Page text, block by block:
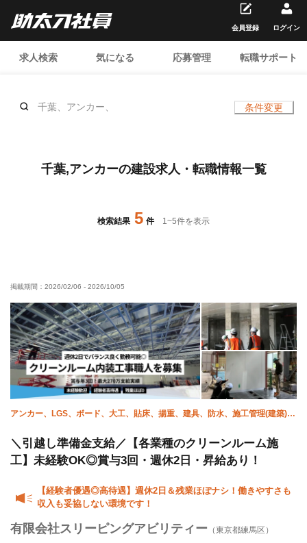
求人検索 気になる 応募管理 転職サポート
会員登録 ログイン
千葉、アンカー、 条件変更
千葉,アンカーの建設求人・転職情報一覧
検索結果 5 件 1~5件を表示
掲載期間： 2026/02/06 - 2026/10/05
アンカー、LGS、ボード、大工、貼床、揚重、建具、防水、施工管理(建築)、
＼引越し準備金支給／【各業種のクリーンルーム施
工】未経験OK◎賞与3回・週休2日・昇給あり！
【経験者優遇◎高待遇】週休2日＆残業ほぼナシ！働きやすさも
収入も妥協しない環境です！
有限会社スリーピングアビリティー （東京都練馬区）